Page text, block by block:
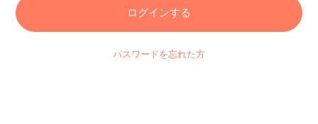
パスワードを忘れた方